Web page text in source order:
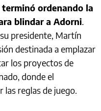
ordenando la
blindar a Adorni.
presidente, Martín
destinada a emplazar
los proyectos de
donde el
reglas de juego.